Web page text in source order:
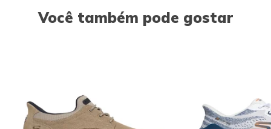
Você também pode gostar